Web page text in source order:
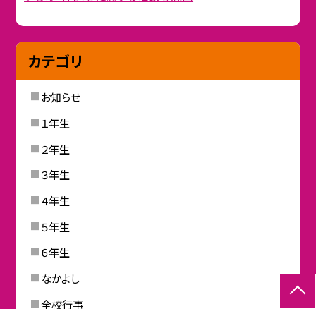
カテゴリ
お知らせ
１年生
２年生
３年生
４年生
５年生
６年生
なかよし
全校行事